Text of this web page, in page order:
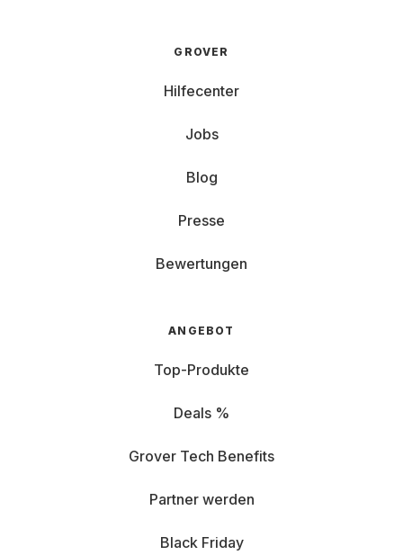
GROVER
Hilfecenter
Jobs
Blog
Presse
Bewertungen
ANGEBOT
Top-Produkte
Deals %
Grover Tech Benefits
Partner werden
Black Friday